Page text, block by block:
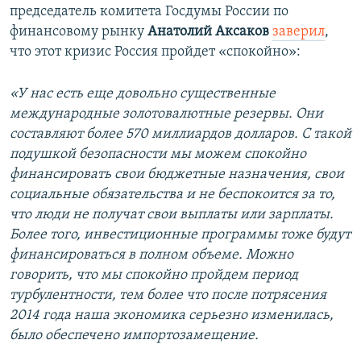
председатель комитета Госдумы России по
финансовому рынку Анатолий Аксаков заверил,
что этот кризис Россия пройдет «спокойно»:
«У нас есть еще довольно существенные
международные золотовалютные резервы. Они
составляют более 570 миллиардов долларов. С такой
подушкой безопасности мы можем спокойно
финансировать свои бюджетные назначения, свои
социальные обязательства и не беспокоится за то,
что люди не получат свои выплаты или зарплаты.
Более того, инвестиционные программы тоже будут
финансироваться в полном объеме. Можно
говорить, что мы спокойно пройдем период
турбулентности, тем более что после потрясения
2014 года наша экономика серьезно изменилась,
было обеспечено импортозамещение.